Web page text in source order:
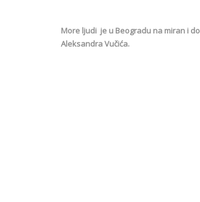
More ljudi je u Beogradu na miran i
Aleksandra Vučića.